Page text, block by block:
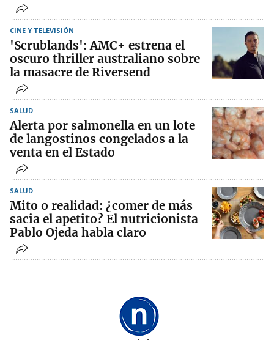
CINE Y TELEVISIÓN
'Scrublands': AMC+ estrena el
oscuro thriller australiano sobre
la masacre de Riversend
SALUD
Alerta por salmonella en un lote
de langostinos congelados a la
venta en el Estado
SALUD
Mito o realidad: ¿comer de más
sacia el apetito? El nutricionista
Pablo Ojeda habla claro